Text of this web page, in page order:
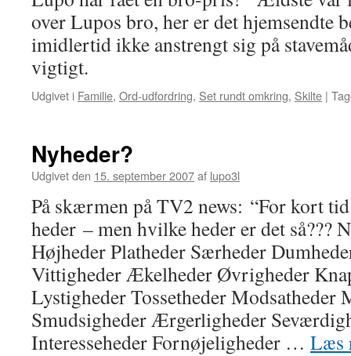
over Lupos bro, her er det hjemsendte
imidlertid ikke anstrengt sig på
vigtigt.
Udgivet i Familie, Ord-udfordring, Set rundt omkring, Skilte |
Nyheder?
Udgivet den 15. september 2007af lupo3l
På skærmen på TV2 news: “For kort
heder – men hvilke heder er det så???
Højheder Platheder Særheder
Vittigheder Ækelheder Øvrigheder
Lystigheder Tossetheder Modsatheder
Smudsigheder Ærgerligheder
Interesseheder Fornøjeligheder … Læs